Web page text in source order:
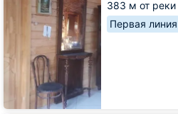
383 м от реки
Первая линия